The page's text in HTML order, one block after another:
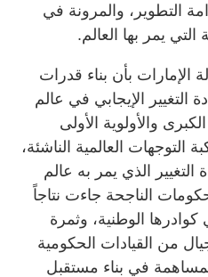
التطوير، والمرونة في
يمر بها العالم.
بأن بناء قدرات
التغيير الإيجابي في عالم
والأولوية الأولى
العالمية الناشئة،
الذي يمر به عالم
الناجحة جاءت نتاجاً
الوطنية، وثمرة
من القيادات الحكومية
في بناء مستقبل